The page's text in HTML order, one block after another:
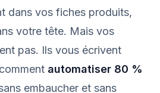
dans vos fiches produits,
votre tête. Mais vos
pas. Ils vous écrivent
automatiser 80 %
embaucher et sans